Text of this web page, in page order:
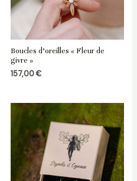
Boucles d’oreilles « Fleur de
givre »
157,00€